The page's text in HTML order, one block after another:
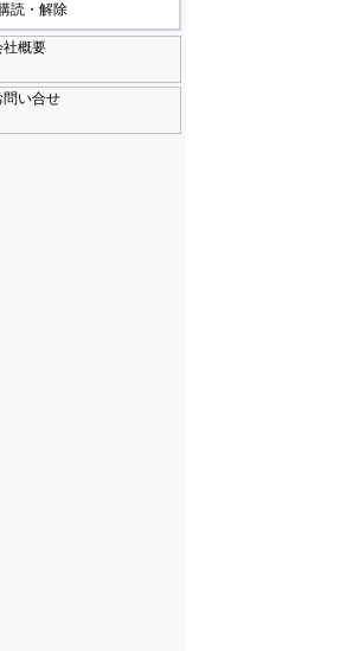
読・解除